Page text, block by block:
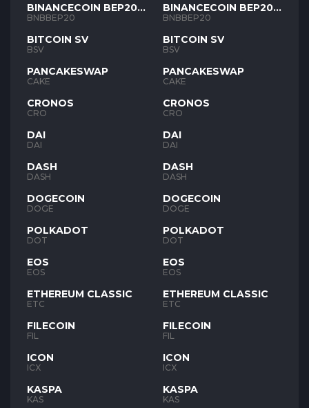
BINANCECOIN BEP20
BNB
BNBBEP20
BITCOIN SV
BSV
PANCAKESWAP
CAKE
CRONOS
CRO
DAI
DAI
DASH
DASH
DOGECOIN
DOGE
POLKADOT
DOT
EOS
EOS
ETHEREUM CLASSIC
ETC
FILECOIN
FIL
ICON
ICX
KASPA
KAS
BINANCECOIN BEP20
BNB
BNBBEP20
BITCOIN SV
BSV
PANCAKESWAP
CAKE
CRONOS
CRO
DAI
DAI
DASH
DASH
DOGECOIN
DOGE
POLKADOT
DOT
EOS
EOS
ETHEREUM CLASSIC
ETC
FILECOIN
FIL
ICON
ICX
KASPA
KAS